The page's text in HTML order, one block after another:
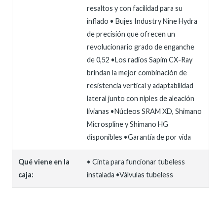
resaltos y con facilidad para su
inflado • Bujes Industry Nine Hydra
de precisión que ofrecen un
revolucionario grado de enganche
de 0,52 •Los radios Sapim CX-Ray
brindan la mejor combinación de
resistencia vertical y adaptabilidad
lateral junto con niples de aleación
livianas •Núcleos SRAM XD, Shimano
Microspline y Shimano HG
disponibles •Garantía de por vida
Qué viene en la
caja:
• Cinta para funcionar tubeless
instalada •Válvulas tubeless